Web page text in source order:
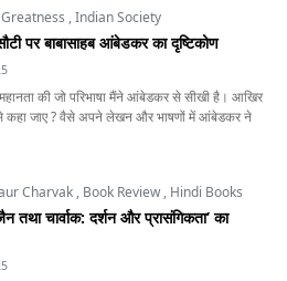
Greatness ,Indian Society
पर बाबासाहब आंबेडकर का दृष्टिकोण
की जो परिभाषा मैंने आंबेडकर से सीखी है। आखिर
कहा जाए ? वैसे अपने लेखन और भाषणों में आंबेडकर ने
Charvak , Book Review, Hindi Books
तथा चार्वाक: दर्शन और प्रासंगिकता’ का